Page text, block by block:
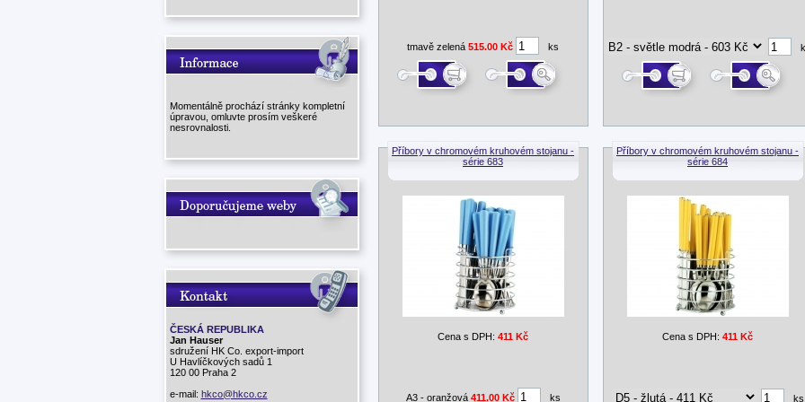
Momentálně prochází stránky kompletní
úpravou, omluvte prosím veškeré
nesrovnalosti.
ČESKÁ REPUBLIKA
Jan Hauser
sdružení HK Co. export-import
U Havlíčkových sadů 1
120 00 Praha 2
e-mail: hkco@hkco.cz
tmavě zelená 515.00 Kč ks
Příbory v chromovém kruhovém stojanu -
série 683
Cena s DPH: 411 Kč
A3 - oranžová 411.00 Kč ks
Příbory v chromovém kruhovém stojanu -
série 684
Cena s DPH: 411 Kč
ks